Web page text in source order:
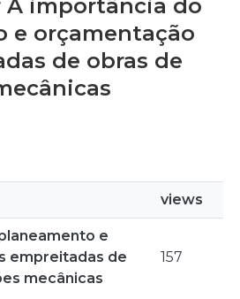
importância do
e orçamentação
de obras de
views
e
empreitadas de
mecânicas
157